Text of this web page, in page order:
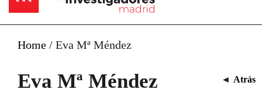
Home / Eva Mª Méndez
Eva Mª Méndez ◄ Atrás